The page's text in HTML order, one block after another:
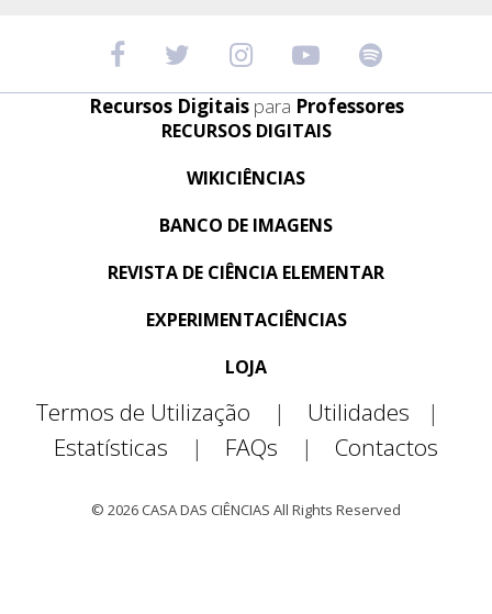
Recursos Digitais para Professores
RECURSOS DIGITAIS
WIKICIÊNCIAS
BANCO DE IMAGENS
REVISTA DE CIÊNCIA ELEMENTAR
EXPERIMENTACIÊNCIAS
LOJA
Termos de Utilização | Utilidades
|
Estatísticas
| FAQs | Contactos
© 2026 CASA DAS CIÊNCIAS All Rights Reserved